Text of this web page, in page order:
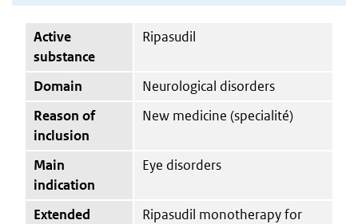
Active
substance
Ripasudil
Domain
Neurological disorders
Reason of
inclusion
New medicine (specialité)
Main
indication
Eye disorders
Extended
Ripasudil monotherapy for